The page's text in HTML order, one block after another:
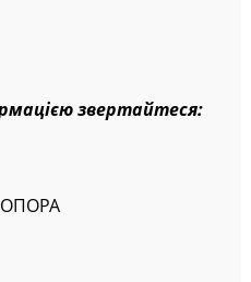
звертайтеся:
ОПОРА